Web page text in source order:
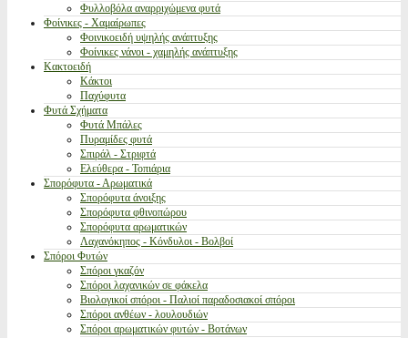
Φυλλοβόλα αναρριχώμενα φυτά
Φοίνικες - Χαμαίρωπες
Φοινικοειδή υψηλής ανάπτυξης
Φοίνικες νάνοι - χαμηλής ανάπτυξης
Κακτοειδή
Κάκτοι
Παχύφυτα
Φυτά Σχήματα
Φυτά Μπάλες
Πυραμίδες φυτά
Σπιράλ - Στριφτά
Ελεύθερα - Τοπιάρια
Σπορόφυτα - Αρωματικά
Σπορόφυτα άνοιξης
Σπορόφυτα φθινοπώρου
Σπορόφυτα αρωματικών
Λαχανόκηπος - Κόνδυλοι - Βολβοί
Σπόροι Φυτών
Σπόροι γκαζόν
Σπόροι λαχανικών σε φάκελα
Βιολογικοί σπόροι - Παλιοί παραδοσιακοί σπόροι
Σπόροι ανθέων - λουλουδιών
Σπόροι αρωματικών φυτών - Βοτάνων